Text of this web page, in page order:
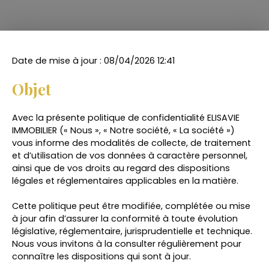
Date de mise à jour : 08/04/2026 12:41
Objet
Avec la présente politique de confidentialité ELISAVIE
IMMOBILIER (« Nous », « Notre société, « La société »)
vous informe des modalités de collecte, de traitement
et d’utilisation de vos données à caractère personnel,
ainsi que de vos droits au regard des dispositions
légales et réglementaires applicables en la matière.
Cette politique peut être modifiée, complétée ou mise
à jour afin d’assurer la conformité à toute évolution
législative, réglementaire, jurisprudentielle et technique.
Nous vous invitons à la consulter régulièrement pour
connaître les dispositions qui sont à jour.